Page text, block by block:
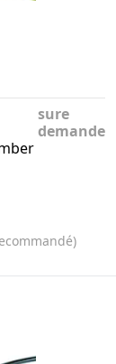
sure
demande